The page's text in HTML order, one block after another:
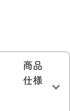
商品
仕様